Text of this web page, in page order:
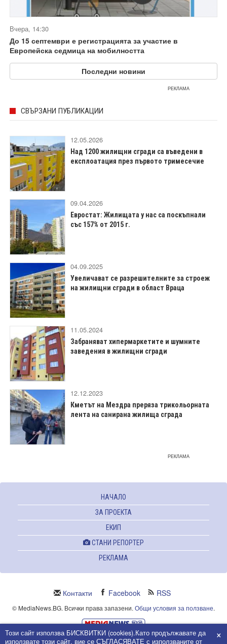
Вчера, 14:30
До 15 септември е регистрацията за участие в
Европейска седмица на мобилността
Последни новини
РЕКЛАМА
СВЪРЗАНИ ПУБЛИКАЦИИ
12.05.2026
Над 1200 жилищни сгради са въведени в
експлоатация през първото тримесечие
09.04.2026
Евростат: Жилищата у нас са поскъпнали
със 157% от 2015 г.
04.09.2025
Увеличават се разрешителните за строеж
на жилищни сгради в област Враца
11.05.2024
Забраняват хипермаркетите и шумните
заведения в жилищни сгради
12.12.2023
Кметът на Мездра преряза трикольорната
лента на санирана жилища сграда
РЕКЛАМА
НАЧАЛО
ЗА ПРОЕКТА
ЕКИП
СТАНИ РЕПОРТЕР
РЕКЛАМА
Контакти Facebook RSS
© MediaNews.BG. Всички права запазени. Общи условия за ползване.
Powered and owned by Intersat Ltd.
Този сайт използва БИСКВИТКИ (cookies).Като продължавате да
използвате този сайт, вие се СЪГЛАСЯВАТЕ с използваните от
×